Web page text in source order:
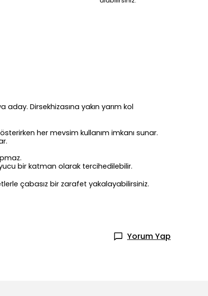
Dirsekhizasına yakın yarım kol
her mevsim kullanım imkanı sunar.
bir katman olarak tercihedilebilir.
çabasız bir zarafet yakalayabilirsiniz.
Yorum Yap